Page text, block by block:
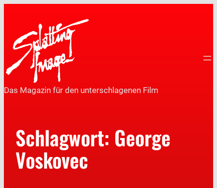
Das Magazin für den unterschlagenen Film
Schlagwort: George
Voskovec